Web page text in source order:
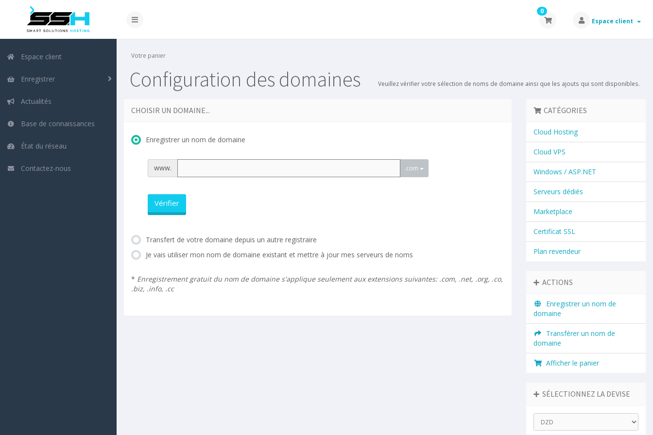
0
Espace client
Espace client
Enregistrer
Actualités
Base de connaissances
État du réseau
Contactez-nous
Votre panier
Configuration des domaines Veuillez vérifier votre sélection de noms de domaine ainsi que les ajouts qui sont disponibles.
CHOISIR UN DOMAINE...
Enregistrer un nom de domaine
www. .com
Vérifier
Transfert de votre domaine depuis un autre registraire
Je vais utiliser mon nom de domaine existant et mettre à jour mes serveurs de noms
* Enregistrement gratuit du nom de domaine s'applique seulement aux extensions suivantes: .com, .net, .org, .co,
.biz, .info, .cc
CATÉGORIES
Cloud Hosting
Cloud VPS
Windows / ASP.NET
Serveurs dédiés
Marketplace
Certificat SSL
Plan revendeur
ACTIONS
Enregistrer un nom de
domaine
Transférer un nom de
domaine
Afficher le panier
SÉLECTIONNEZ LA DEVISE